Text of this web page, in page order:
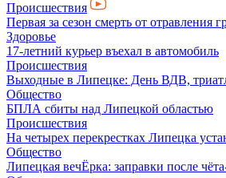
Происшествия
Первая за сезон смерть от отравления
Здоровье
17-летний курьер въехал в автомобиль
Происшествия
Выходные в Липецке: День ВДВ,
Общество
БПЛА сбиты над Липецкой областью
Происшествия
На четырех перекрестках Липецка
Общество
Липецкая вечЁрка: заправки после